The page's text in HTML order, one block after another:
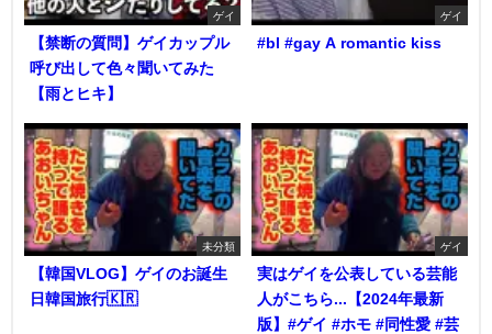
ゲイ
【禁断の質問】ゲイカップル
呼び出して色々聞いてみた
【雨とヒキ】
ゲイ
#bl #gay A romantic kiss
未分類
【韓国VLOG】ゲイのお誕生
日韓国旅行🇰🇷
ゲイ
実はゲイを公表している芸能
人がこちら...【2024年最新
版】#ゲイ #ホモ #同性愛 #芸